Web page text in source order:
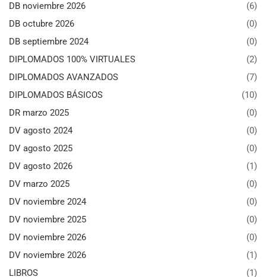
DB noviembre 2026
(6)
DB octubre 2026
(0)
DB septiembre 2024
(0)
DIPLOMADOS 100% VIRTUALES
(2)
DIPLOMADOS AVANZADOS
(7)
DIPLOMADOS BÁSICOS
(10)
DR marzo 2025
(0)
DV agosto 2024
(0)
DV agosto 2025
(0)
DV agosto 2026
(1)
DV marzo 2025
(0)
DV noviembre 2024
(0)
DV noviembre 2025
(0)
DV noviembre 2026
(0)
DV noviembre 2026
(1)
LIBROS
(1)